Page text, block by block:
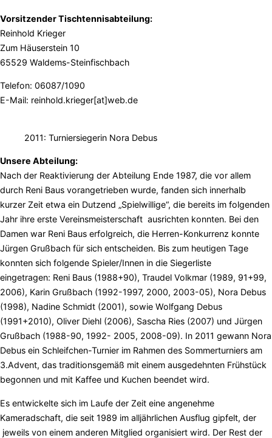
Vorsitzender Tischtennisabteilung:
Reinhold Krieger
Zum Häuserstein 10
65529 Waldems-Steinfischbach
Telefon: 06087/1090
E-Mail: reinhold.krieger[at]web.de
2011: Turniersiegerin Nora Debus
Unsere Abteilung:
Nach der Reaktivierung der Abteilung Ende 1987, die vor allem
durch Reni Baus vorangetrieben wurde, fanden sich innerhalb
kurzer Zeit etwa ein Dutzend „Spielwillige“, die bereits im folgenden
Jahr ihre erste Vereinsmeisterschaft ausrichten konnten. Bei den
Damen war Reni Baus erfolgreich, die Herren-Konkurrenz konnte
Jürgen Grußbach für sich entscheiden. Bis zum heutigen Tage
konnten sich folgende Spieler/Innen in die Siegerliste
eingetragen: Reni Baus (1988+90), Traudel Volkmar (1989, 91+99,
2006), Karin Grußbach (1992-1997, 2000, 2003-05), Nora Debus
(1998), Nadine Schmidt (2001), sowie Wolfgang Debus
(1991+2010), Oliver Diehl (2006), Sascha Ries (2007) und Jürgen
Grußbach (1988-90, 1992- 2005, 2008-09). In 2011 gewann Nora
Debus ein Schleifchen-Turnier im Rahmen des Sommerturniers am
3.Advent, das traditionsgemäß mit einem ausgedehnten Frühstück
begonnen und mit Kaffee und Kuchen beendet wird.
Es entwickelte sich im Laufe der Zeit eine angenehme
Kameradschaft, die seit 1989 im alljährlichen Ausflug gipfelt, der
jeweils von einem anderen Mitglied organisiert wird. Der Rest der